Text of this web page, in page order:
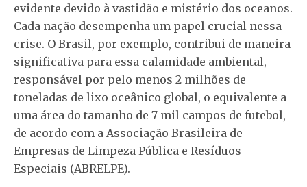
evidente devido à vastidão e mistério dos oceanos.
Cada nação desempenha um papel crucial nessa
crise. O Brasil, por exemplo, contribui de maneira
significativa para essa calamidade ambiental,
responsável por pelo menos 2 milhões de
toneladas de lixo oceânico global, o equivalente a
uma área do tamanho de 7 mil campos de futebol,
de acordo com a Associação Brasileira de
Empresas de Limpeza Pública e Resíduos
Especiais (ABRELPE).